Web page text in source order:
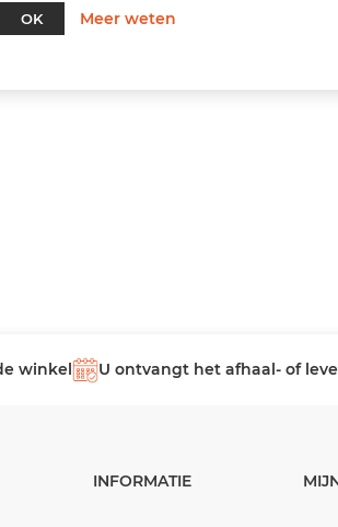
winkel U ontvangt het afhaal- of
INFORMATIE
OK
Meer weten